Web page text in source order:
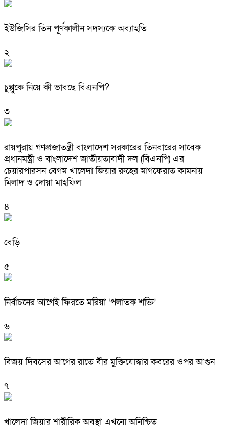
ইউজিসির তিন পূর্ণকালীন সদস্যকে অব্যাহতি
২
চুপ্পুকে নিয়ে কী ভাবছে বিএনপি?
৩
রায়পুরায় গণপ্রজাতন্ত্রী বাংলাদেশ সরকারের তিনবারের সাবেক
প্রধানমন্ত্রী ও বাংলাদেশ জাতীয়তাবাদী দল (বিএনপি) এর
চেয়ারপারসন বেগম খালেদা জিয়ার রুহের মাগফেরাত কামনায়
মিলাদ ও দোয়া মাহফিল
৪
বেড়ি
৫
নির্বাচনের আগেই ফিরতে মরিয়া ‘পলাতক শক্তি’
৬
বিজয় দিবসের আগের রাতে বীর মুক্তিযোদ্ধার কবরের ওপর আগুন
৭
খালেদা জিয়ার শারীরিক অবস্থা এখনো অনিশ্চিত